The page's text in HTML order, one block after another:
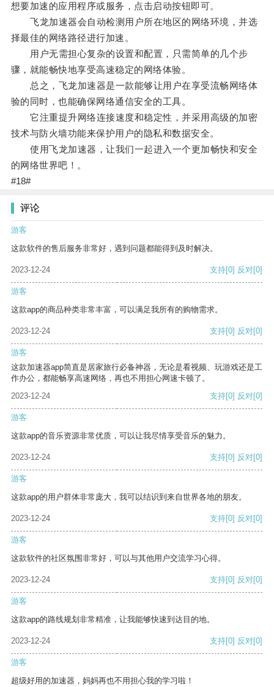
想要加速的应用程序或服务，点击启动按钮即可。
飞龙加速器会自动检测用户所在地区的网络环境，并选
择最佳的网络路径进行加速。
用户无需担心复杂的设置和配置，只需简单的几个步
骤，就能畅快地享受高速稳定的网络体验。
总之，飞龙加速器是一款能够让用户在享受流畅网络体
验的同时，也能确保网络通信安全的工具。
它注重提升网络连接速度和稳定性，并采用高级的加密
技术与防火墙功能来保护用户的隐私和数据安全。
使用飞龙加速器，让我们一起进入一个更加畅快和安全
的网络世界吧！。
#18#
评论
游客
这款软件的售后服务非常好，遇到问题都能得到及时解决。
2023-12-24 支持[0] 反对[0]
游客
这款app的商品种类非常丰富，可以满足我所有的购物需求。
2023-12-24 支持[0] 反对[0]
游客
这款加速器app简直是居家旅行必备神器，无论是看视频、玩游戏还是工
作办公，都能畅享高速网络，再也不用担心网速卡顿了。
2023-12-24
支持[0] 反对[0]
游客
这款app的音乐资源非常优质，可以让我尽情享受音乐的魅力。
2023-12-24 支持[0] 反对[0]
游客
这款app的用户群体非常庞大，我可以结识到来自世界各地的朋友。
2023-12-24 支持[0] 反对[0]
游客
这款软件的社区氛围非常好，可以与其他用户交流学习心得。
2023-12-24 支持[0] 反对[0]
游客
这款app的路线规划非常精准，让我能够快速到达目的地。
2023-12-24 支持[0] 反对[0]
游客
超级好用的加速器，妈妈再也不用担心我的学习啦！